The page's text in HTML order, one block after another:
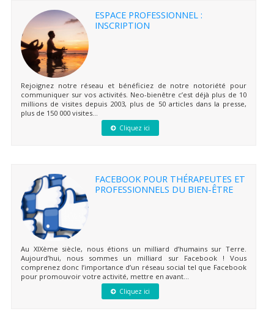
ESPACE PROFESSIONNEL :
INSCRIPTION
Rejoignez notre réseau et bénéficiez de notre notoriété pour
communiquer sur vos activités. Neo-bienêtre c’est déjà plus de 10
millions de visites depuis 2003, plus de 50 articles dans la presse,
plus de 150 000 visites...
Cliquez ici
FACEBOOK POUR THÉRAPEUTES ET
PROFESSIONNELS DU BIEN-ÊTRE
Au XIXème siècle, nous étions un milliard d’humains sur Terre.
Aujourd’hui, nous sommes un milliard sur Facebook ! Vous
comprenez donc l’importance d’un réseau social tel que Facebook
pour promouvoir votre activité, mettre en avant...
Cliquez ici